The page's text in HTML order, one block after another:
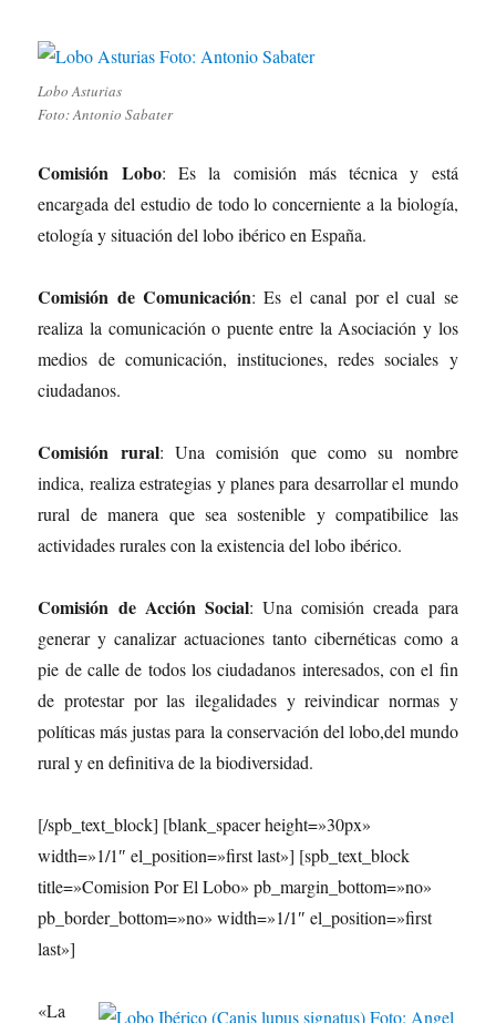
Lobo Asturias
Foto: Antonio Sabater
Comisión Lobo: Es la comisión más técnica y está
encargada del estudio de todo lo concerniente a la biología,
etología y situación del lobo ibérico en España.
Comisión de Comunicación: Es el canal por el cual se
realiza la comunicación o puente entre la Asociación y los
medios de comunicación, instituciones, redes sociales y
ciudadanos.
Comisión rural: Una comisión que como su nombre
indica, realiza estrategias y planes para desarrollar el mundo
rural de manera que sea sostenible y compatibilice las
actividades rurales con la existencia del lobo ibérico.
Comisión de Acción Social: Una comisión creada para
generar y canalizar actuaciones tanto cibernéticas como a
pie de calle de todos los ciudadanos interesados, con el fin
de protestar por las ilegalidades y reivindicar normas y
políticas más justas para la conservación del lobo,del mundo
rural y en definitiva de la biodiversidad.
[/spb_text_block] [blank_spacer height=»30px»
width=»1/1″ el_position=»first last»] [spb_text_block
title=»Comision Por El Lobo» pb_margin_bottom=»no»
pb_border_bottom=»no» width=»1/1″ el_position=»first
last»]
«La